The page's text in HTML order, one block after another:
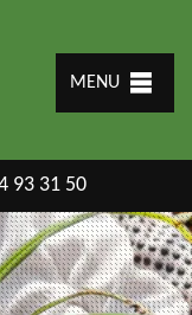
MENU
93 31 50